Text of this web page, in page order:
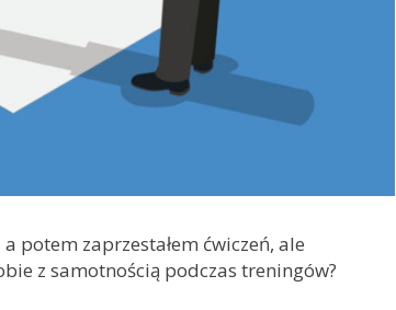
potem zaprzestałem ćwiczeń, ale
z samotnością podczas treningów?